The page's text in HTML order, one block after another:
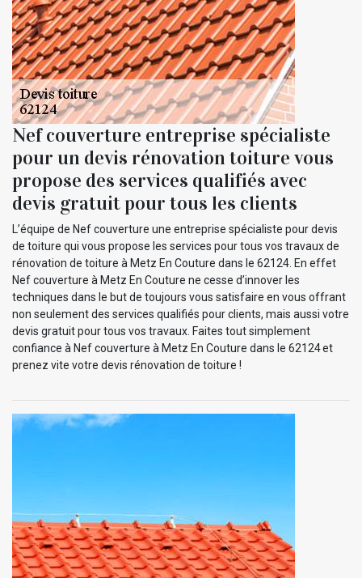
Nef couverture entreprise spécialiste
pour un devis rénovation toiture vous
propose des services qualifiés avec
devis gratuit pour tous les clients
L’équipe de Nef couverture une entreprise spécialiste pour devis
de toiture qui vous propose les services pour tous vos travaux de
rénovation de toiture à Metz En Couture dans le 62124. En effet
Nef couverture à Metz En Couture ne cesse d’innover les
techniques dans le but de toujours vous satisfaire en vous offrant
non seulement des services qualifiés pour clients, mais aussi votre
devis gratuit pour tous vos travaux. Faites tout simplement
confiance à Nef couverture à Metz En Couture dans le 62124 et
prenez vite votre devis rénovation de toiture !